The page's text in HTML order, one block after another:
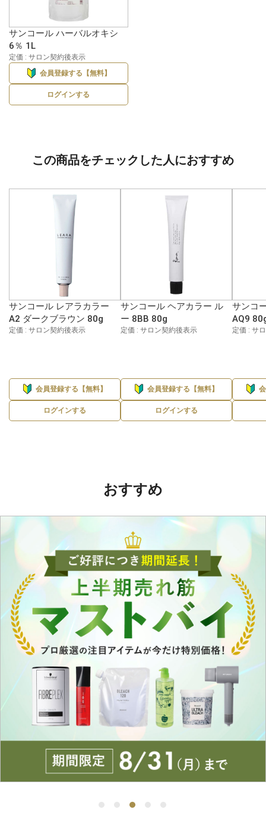
サンコール ハーバルオキシ
6％ 1L
定価 : サロン契約後表示
会員登録する【無料】
ログインする
この商品をチェックした人におすすめ
サンコール レアラカラー
A2 ダークブラウン 80g
定価 : サロン契約後表示
会員登録する【無料】
ログインする
サンコール ヘアカラー ル
ー 8BB 80g
定価 : サロン契約後表示
会員登録する【無料】
ログインする
サンコ
AQ9
定価 : サ
おすすめ